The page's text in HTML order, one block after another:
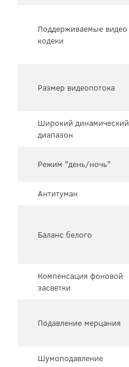
Поддерживаемые видео
кодеки
Размер видеопотока
Широкий динамический
диапазон
Режим "день/ночь"
Антитуман
Баланс белого
Компенсация фоновой
засветки
Подавление мерцания
Шумоподавление